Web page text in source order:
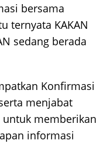
bersama
ternyata KAKAN
sedang berada
Konfirmasi
menjabat
memberikan
informasi